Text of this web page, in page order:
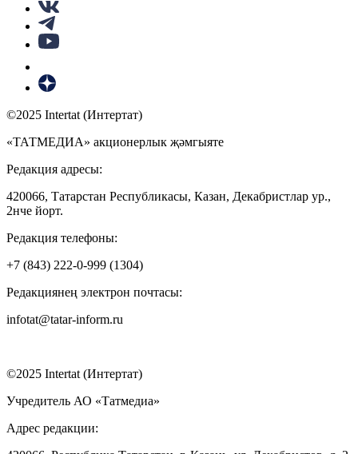
©2025 Intertat (Интертат)
«ТАТМЕДИА» акционерлык җәмгыяте
Редакция адресы:
420066, Татарстан Республикасы, Казан, Декабристлар ур.,
2нче йорт.
Редакция телефоны:
+7 (843) 222-0-999 (1304)
Редакциянең электрон почтасы:
infotat@tatar-inform.ru
©2025 Intertat (Интертат)
Учредитель АО «Татмедиа»
Адрес редакции: